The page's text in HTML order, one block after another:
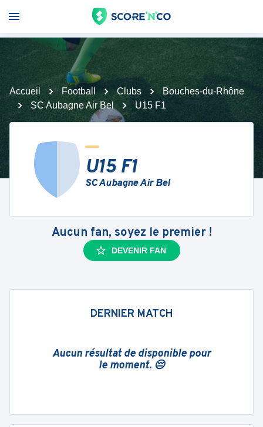
Accueil Football Clubs
Bouches-du-Rhône
SC Aubagne Air Bel
U15 F1
U15 F1
SC Aubagne Air Bel
Aucun fan, soyez le premier !
DEVENIR FAN
DERNIER MATCH
Aucun résultat de disponible pour
le moment. 😔